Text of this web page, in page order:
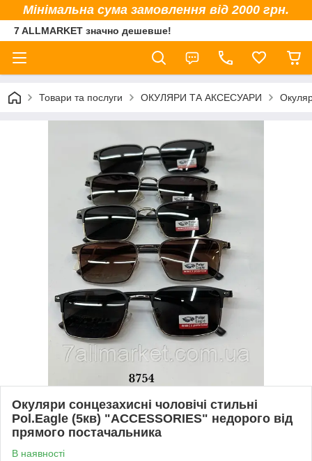
Мінімальна сума замовлення від 2000 грн.
7 ALLMARKET значно дешевше!
Товари та послуги ОКУЛЯРИ ТА АКСЕСУАРИ
Окуляри сонцезахисні чоловічі стильні
Pol.Eagle (5кв) "ACCESSORIES" недорого від
прямого постачальника
В наявності